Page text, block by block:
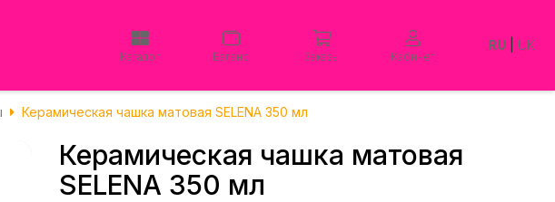
Каталог Баланс Заказы Кабинет
RU UK
Керамическая чашка матовая SELENA 350 мл
Керамическая чашка матовая
SELENA 350 мл